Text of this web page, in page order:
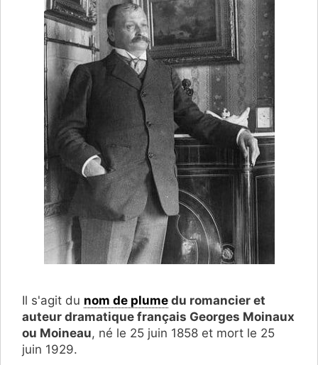
Il s'agit du nom de plume du romancier et
auteur dramatique français Georges Moinaux
ou Moineau, né le 25 juin 1858 et mort le 25
juin 1929.